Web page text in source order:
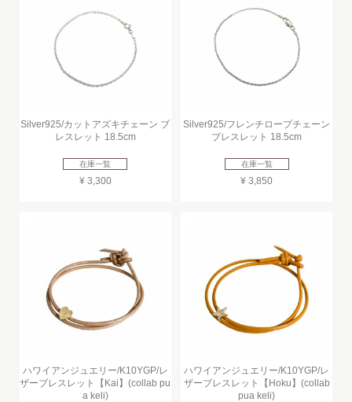
Silver925/カットアズキチェーン ブ
レスレット 18.5cm
在庫一覧
¥ 3,300
Silver925/フレンチロープチェーン
ブレスレット 18.5cm
在庫一覧
¥ 3,850
ハワイアンジュエリー/K10YGP/レ
ザーブレスレット【Kai】(collab pu
a keli)
ハワイアンジュエリー/K10YGP/レ
ザーブレスレット【Hoku】(collab
pua keli)